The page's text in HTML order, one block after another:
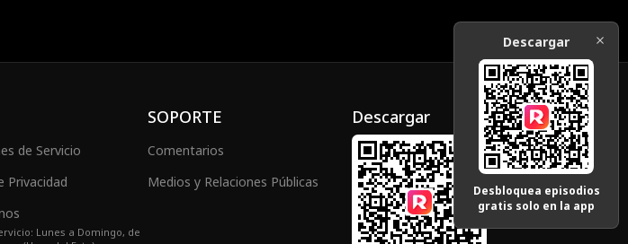
de Servicio
Privacidad
Lunes a Domingo, de
SOPORTE
Comentarios
Medios y Relaciones Públicas
Descargar
Descargar
Desbloquea episodios
gratis solo en la app